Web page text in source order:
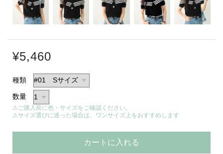
¥5,460
種類
数量
⚠ご購入前に色・サイズをご確認ください。
⚠サイズ選びに迷った場合は、ワンサイズ上をおすすめします
カートに入れる